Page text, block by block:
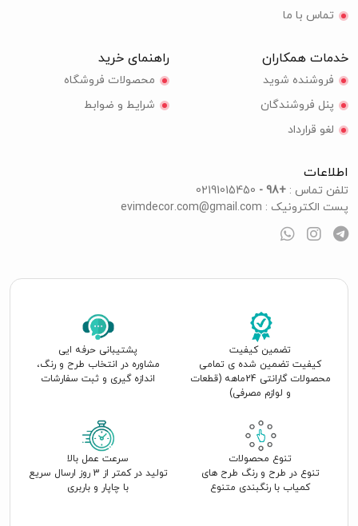
تماس با ما
خدمات همکاران
فروشنده شوید
پنل فروشندگان
لغو قرارداد
راهنمای خرید
محصولات فروشگاه
شرایط و ضوابط
اطلاعات
تلفن تماس : +98 -
02191015450
پست الکترونیک : evimdecor.com@gmail.com
تضمین کیفیت
کیفیت تضمین شده ی تمامی
محصولات گارانتی 24ماهه (قطعات
و لوازم مصرفی)
پشتیبانی حرفه ایی
مشاوره در انتخاب طرح و رنگ،
اندازه گیری و ثبت سفارشات
تنوع محصولات
تنوع در طرح و رنگ طرح های
کمیاب با رنگبندی متنوع
سرعت عمل بالا
تولید در کمتر از 3 روز ارسال سریع
با چاپار و باربری